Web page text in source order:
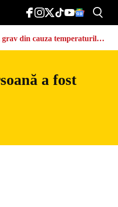
grav din cauza temperaturilor
a fost